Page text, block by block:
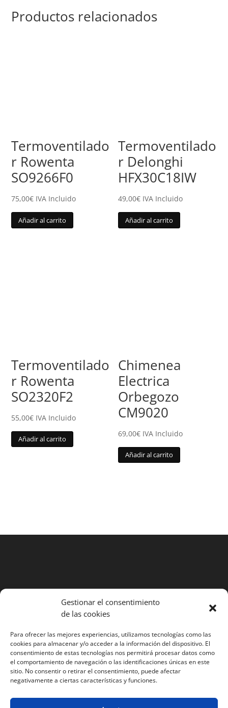
Gestionar el consentimiento
de las cookies
Para ofrecer las mejores experiencias, utilizamos tecnologías como las
cookies para almacenar y/o acceder a la información del dispositivo. El
consentimiento de estas tecnologías nos permitirá procesar datos como
el comportamiento de navegación o las identificaciones únicas en este
sitio. No consentir o retirar el consentimiento, puede afectar
negativamente a ciertas características y funciones.
Productos relacionados
Termoventilado
r Rowenta
SO9266F0
75,00€ IVA Incluido
Añadir al carrito
Termoventilado
r Delonghi
HFX30C18IW
49,00€ IVA Incluido
Añadir al carrito
Termoventilado
r Rowenta
SO2320F2
55,00€ IVA Incluido
Añadir al carrito
Chimenea
Electrica
Orbegozo
CM9020
69,00€ IVA Incluido
Añadir al carrito
productos
Condiciones generales de contratación
Aviso legal y condiciones de uso
Politica de privacidad
Política de cookies (UE)